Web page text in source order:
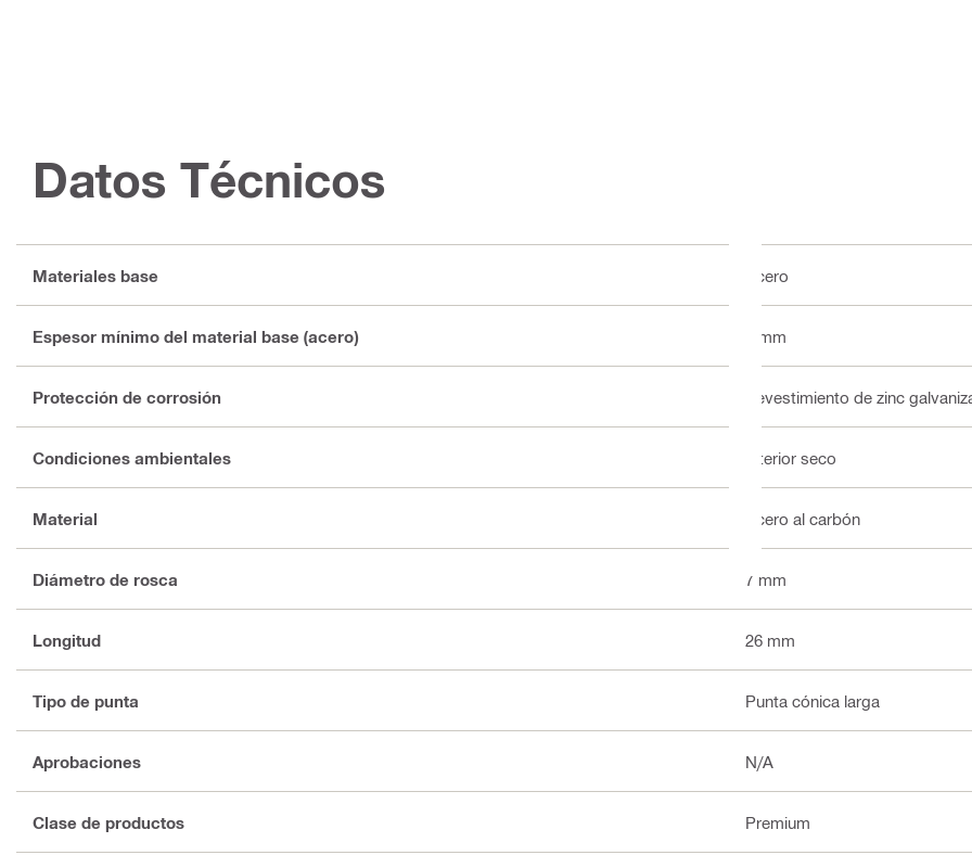
Datos Técnicos
Materiales base Acero
Espesor mínimo del material base (acero) 6 mm
Protección de corrosión Revestimiento de zinc
Condiciones ambientales Interior seco
Material Acero al carbón
Diámetro de rosca 7 mm
Longitud 26 mm
Tipo de punta Punta cónica larga
Aprobaciones N/A
Clase de productos Premium